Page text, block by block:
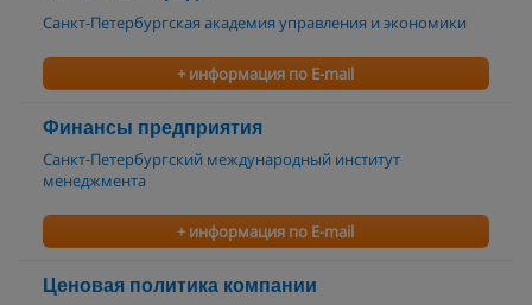
Санкт-Петербургская академия управления и экономики
+ информация по E-mail
Финансы предприятия
Санкт-Петербургский международный институт
менеджмента
+ информация по E-mail
Ценовая политика компании